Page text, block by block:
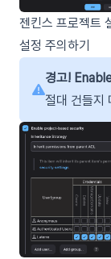
젠킨스 프로젝트
설정 주의하기
경고!
절대 건들지